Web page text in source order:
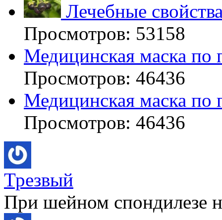
Лечебные
Просмотров: 53158
Медицинская маска по
Просмотров: 46436
Медицинская маска по
Просмотров: 46436
Трезвый
При шейном спондилезе